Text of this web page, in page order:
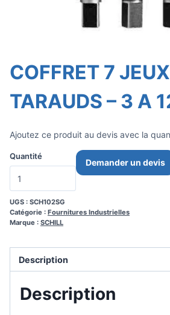
COFFRET 7
TARAUDS – 3 A
Ajoutez ce produit au devis avec la
Quantité
Demander un devis
UGS : SCH102SG
Catégorie : Fournitures Industrielles
Marque : SCHILL
Description
Description